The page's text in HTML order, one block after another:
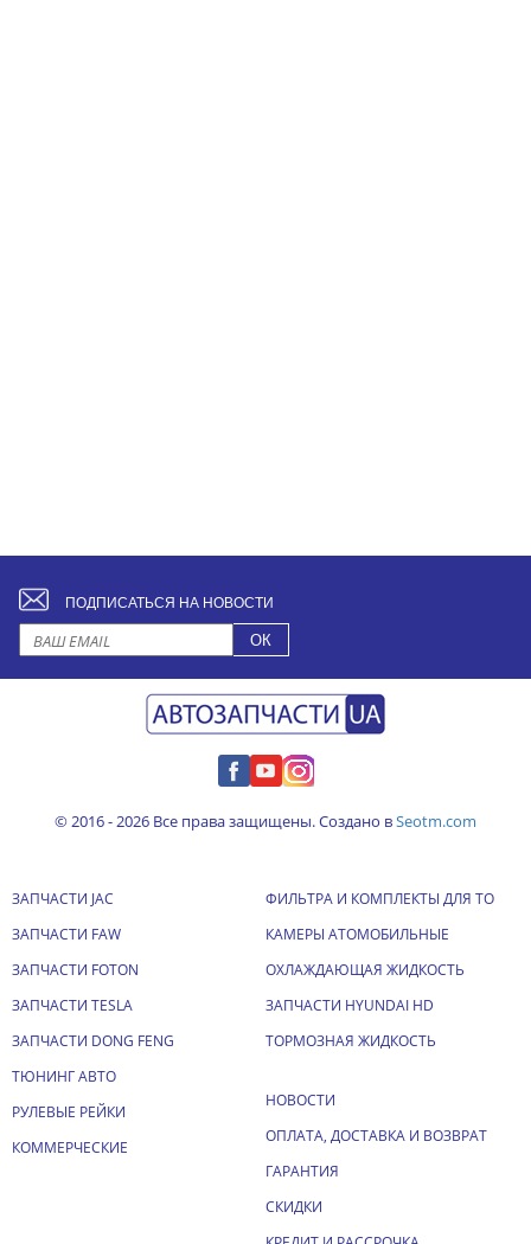
ПОДПИСАТЬСЯ НА НОВОСТИ
© 2016 - 2026 Все права защищены. Создано вSeotm.com
ЗАПЧАСТИ JAC
ЗАПЧАСТИ FAW
ЗАПЧАСТИ FOTON
ЗАПЧАСТИ TESLA
ЗАПЧАСТИ DONG FENG
ТЮНИНГ АВТО
РУЛЕВЫЕ РЕЙКИ
КОММЕРЧЕСКИЕ
ФИЛЬТРА И КОМПЛЕКТЫ ДЛЯ ТО
КАМЕРЫ АТОМОБИЛЬНЫЕ
ОХЛАЖДАЮЩАЯ ЖИДКОСТЬ
ЗАПЧАСТИ HYUNDAI HD
ТОРМОЗНАЯ ЖИДКОСТЬ
НОВОСТИ
ОПЛАТА, ДОСТАВКА И ВОЗВРАТ
ГАРАНТИЯ
СКИДКИ